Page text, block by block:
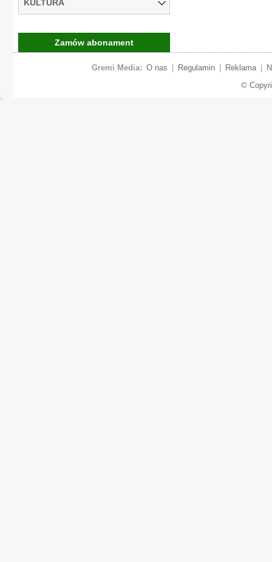
KULTURA
Zamów abonament
Gremi Media: O nas Regulamin Reklama
©